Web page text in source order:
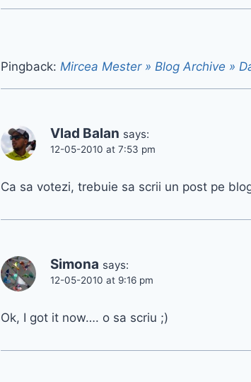
Pingback: Mircea Mester » Blog Archive »
Vlad Balan says:
12-05-2010 at 7:53 pm
Ca sa votezi, trebuie sa scrii un post pe
Simona says:
12-05-2010 at 9:16 pm
Ok, I got it now…. o sa scriu ;)